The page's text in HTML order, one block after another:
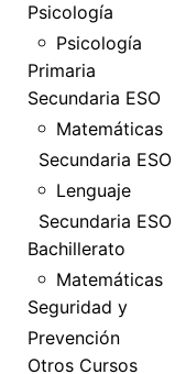
Psicología
Psicología
Primaria
Secundaria ESO
Matemáticas
Secundaria ESO
Lenguaje
Secundaria ESO
Bachillerato
Matemáticas
Seguridad y
Prevención
Otros Cursos